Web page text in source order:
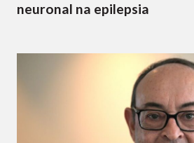
neuronal na epilepsia